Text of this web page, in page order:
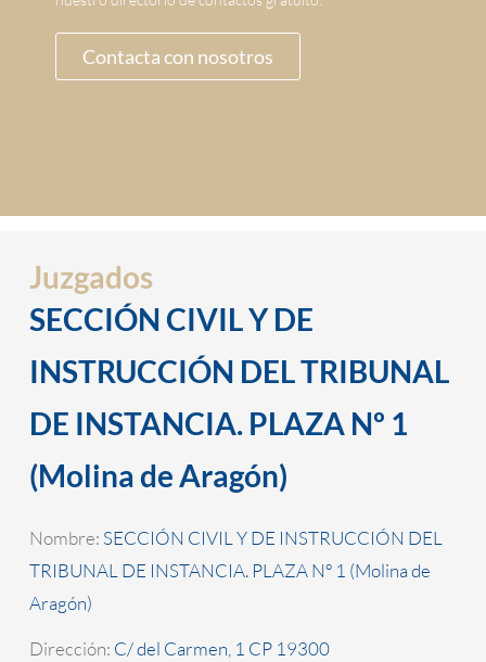
Contacta con nosotros
Juzgados
SECCIÓN CIVIL Y DE
INSTRUCCIÓN DEL TRIBUNAL
DE INSTANCIA. PLAZA Nº 1
(Molina de Aragón)
Nombre: SECCIÓN CIVIL Y DE INSTRUCCIÓN DEL
TRIBUNAL DE INSTANCIA. PLAZA Nº 1 (Molina de
Aragón)
Dirección: C/ del Carmen, 1 CP 19300